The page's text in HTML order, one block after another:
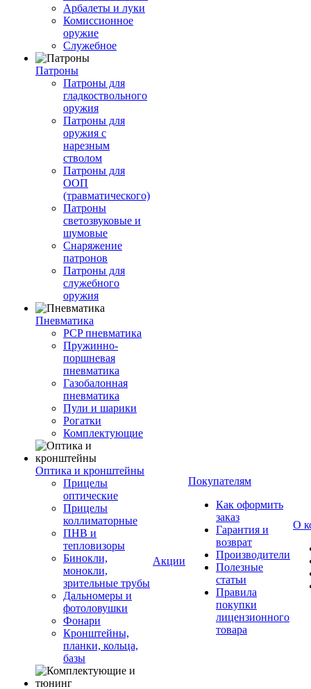
Арбалеты и луки
Комиссионное
оружие
Служебное
Патроны
Патроны для
гладкоствольного
оружия
Патроны для
оружия с
нарезным
стволом
Патроны для
ООП
(травматического)
Патроны
светозвуковые и
шумовые
Снаряжение
патронов
Патроны для
служебного
оружия
Пневматика
PCP пневматика
Пружинно-
поршневая
пневматика
Газобалонная
пневматика
Пули и шарики
Рогатки
Комплектующие
Оптика и кронштейны
Прицелы
оптические
Прицелы
коллиматорные
ПНВ и
тепловизоры
Бинокли,
монокли,
зрительные трубы
Дальномеры и
фотоловушки
Фонари
Кронштейны,
планки, кольца,
базы
Акции
Покупателям
Как оформить
заказ
Гарантия и
возврат
Производители
Полезные
статьи
Правила
покупки
лицензионного
товара
О